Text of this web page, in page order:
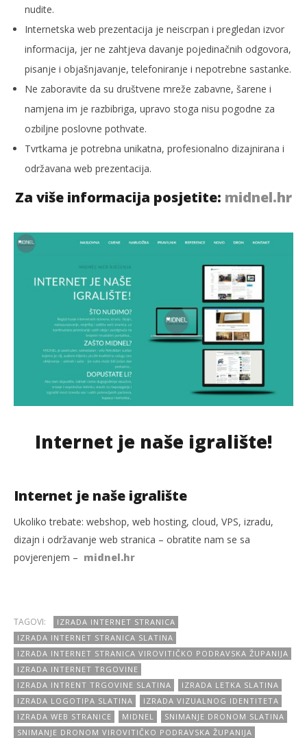
nudite.
Internetska web prezentacija je neiscrpan i pregledan izvor
informacija, jer ne zahtjeva davanje pojedinačnih odgovora,
pisanje i objašnjavanje, telefoniranje i nepotrebne sastanke.
Ne zaboravite da su društvene mreže zabavne, šarene i
namjena im je razbibriga, upravo stoga nisu pogodne za
ozbiljne poslovne pothvate.
Tvrtkama je potrebna unikatna, profesionalno dizajnirana i
održavana web prezentacija.
Za više informacija posjetite: midnel.hr
Internet je naše igralište!
Internet je naše igralište
Ukoliko trebate: webshop, web hosting, cloud, VPS, izradu,
dizajn i održavanje web stranica – obratite nam se sa
povjerenjem – midnel.hr
TAGOVI:
IZRADA INTERNET STRANICA
IZRADA INTERNET STRANICA SLATINA
IZRADA INTERNET STRANICA VIROVITIČKO PODRAVSKA ŽUPANIJA
IZRADA INTERNET TRGOVINE
IZRADA INTRENT TRGOVINE SLATINA
IZRADA LETKA SLATINA
IZRADA LOGOTIPA SLATINA
IZRADA VIZUALNOG IDENTITETA
IZRADA WEB STRANICE
MIDNEL
SNIMANJE DRONOM SLATINA
SNIMANJE DRONOM VIROVITIČKO PODRAVSKA ŽUPANIJA